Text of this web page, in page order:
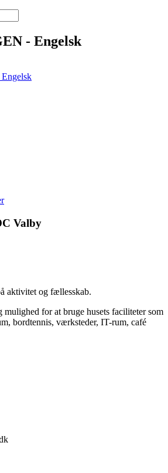
- Engelsk
Valby
aktivitet og fællesskab.
mulighed for at bruge husets faciliteter som
bordtennis, værksteder, IT-rum, café